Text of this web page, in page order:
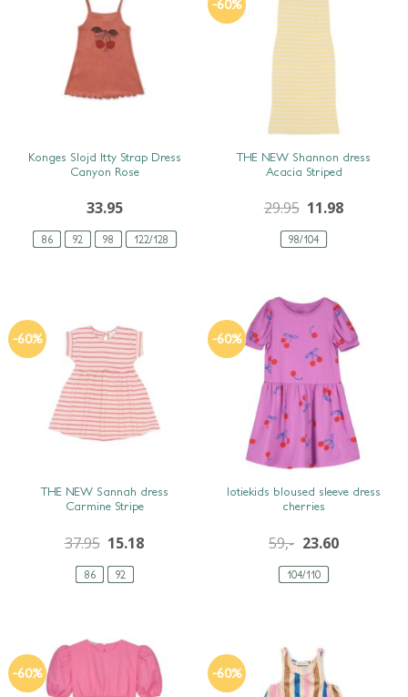
86 92 98 122/128
Konges Slojd Itty Strap Dress
Canyon Rose
33.95
-60%
98/104
THE NEW Shannon dress
Acacia Striped
29.95 11.98
-60%
SNEL BEKIJKEN
86 92
THE NEW Sannah dress
Carmine Stripe
37.95 15.18
-60%
SNEL BEKIJKEN
104/110
lotiekids bloused sleeve dress
cherries
59,- 23.60
-60% -60%